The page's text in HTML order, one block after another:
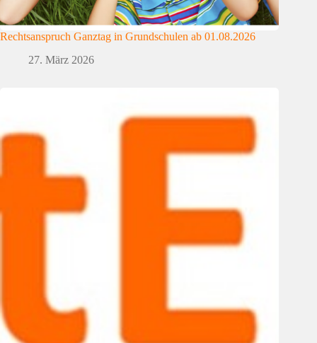
Rechtsanspruch Ganztag in Grundschulen ab 01.08.2026
27. März 2026